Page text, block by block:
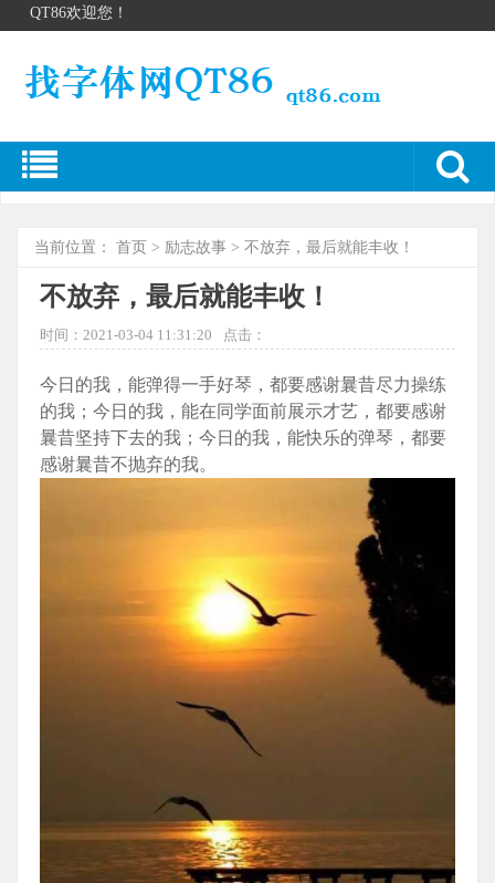
QT86欢迎您！
当前位置： 首页 > 励志故事 > 不放弃，最后就能丰收！
不放弃，最后就能丰收！
时间：2021-03-04 11:31:20 点击：
今日的我，能弹得一手好琴，都要感谢曩昔尽力操练
的我；今日的我，能在同学面前展示才艺，都要感谢
曩昔坚持下去的我；今日的我，能快乐的弹琴，都要
感谢曩昔不抛弃的我。